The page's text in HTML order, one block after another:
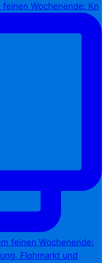
Wochenende: Kn